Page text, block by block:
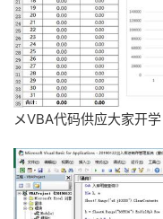
メVBA代码供应大家开